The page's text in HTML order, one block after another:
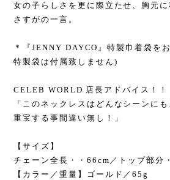
女の子らしさを更に際立たせ、胸元
さすがの一言。
＊『JENNY DAYCO』特製巾着袋を
特製袋は付属致しません)
CELEB WORLD 店長アドバイス！！
「このネックレスはどんなシーンに
重宝する事間違い無し！」
【サイズ】
チェーン全長・・66cm／トップ部分
【カラー／重量】ゴールド／65g